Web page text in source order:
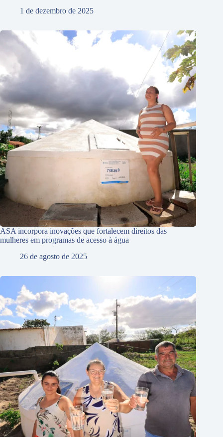
1 de dezembro de 2025
ASA incorpora inovações que fortalecem direitos das
mulheres em programas de acesso à água
26 de agosto de 2025